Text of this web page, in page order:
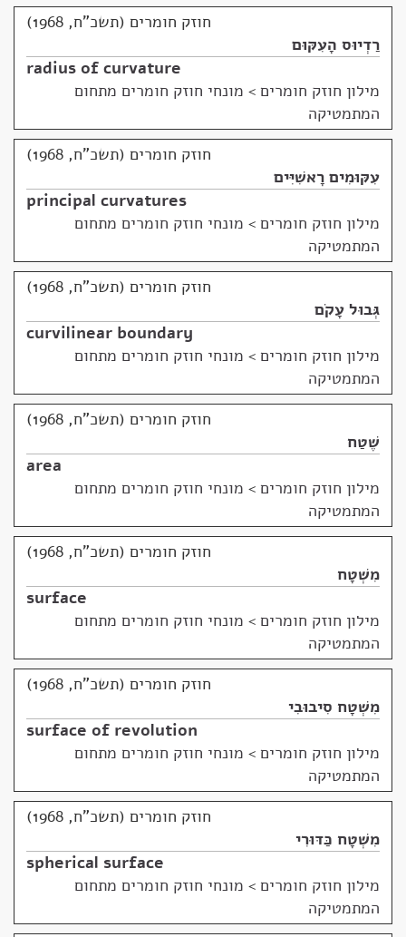
חוזק חומרים (תשכ"ח, 1968)
רַדְיוּס הָעִקּוּם
radius of curvature
מילון חוזק חומרים > מונחי חוזק חומרים מתחום
המתמטיקה
חוזק חומרים (תשכ"ח, 1968)
עִקּוּמִים רָאשִׁיִּים
principal curvatures
מילון חוזק חומרים > מונחי חוזק חומרים מתחום
המתמטיקה
חוזק חומרים (תשכ"ח, 1968)
גְּבוּל עָקֹם
curvilinear boundary
מילון חוזק חומרים > מונחי חוזק חומרים מתחום
המתמטיקה
חוזק חומרים (תשכ"ח, 1968)
שֶׁטַח
area
מילון חוזק חומרים > מונחי חוזק חומרים מתחום
המתמטיקה
חוזק חומרים (תשכ"ח, 1968)
מִשְׁטָח
surface
מילון חוזק חומרים > מונחי חוזק חומרים מתחום
המתמטיקה
חוזק חומרים (תשכ"ח, 1968)
מִשְׁטָח סִיבוּבִי
surface of revolution
מילון חוזק חומרים > מונחי חוזק חומרים מתחום
המתמטיקה
חוזק חומרים (תשכ"ח, 1968)
מִשְׁטָח כַּדּוּרִי
spherical surface
מילון חוזק חומרים > מונחי חוזק חומרים מתחום
המתמטיקה